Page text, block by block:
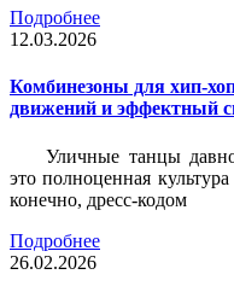
Подробнее
12.03.2026
Комбинезоны для хип-
движений и эффектный
Уличные танцы
это полноценная
конечно, дресс-кодом
Подробнее
26.02.2026